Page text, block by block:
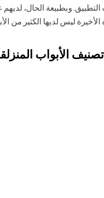
وبطبيعة الحال، لديهم
تصنيف الأبواب